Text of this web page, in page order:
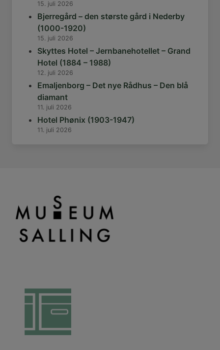
15. juli 2026
Bjerregård – den største gård i Nederby
(1000-1920)
15. juli 2026
Skyttes Hotel – Jernbanehotellet – Grand
Hotel (1884 – 1988)
12. juli 2026
Emaljenborg – Det nye Rådhus – Den blå
diamant
11. juli 2026
Hotel Phønix (1903-1947)
11. juli 2026